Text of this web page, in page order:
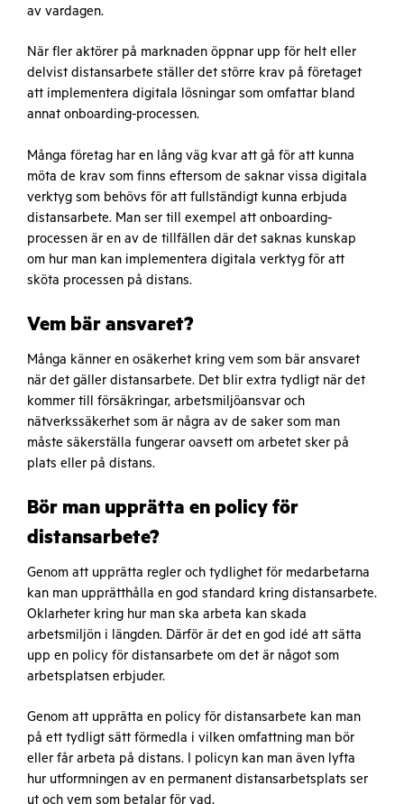
av vardagen.
När fler aktörer på marknaden öppnar upp för helt eller
delvist distansarbete ställer det större krav på företaget
att implementera digitala lösningar som omfattar bland
annat onboarding-processen.
Många företag har en lång väg kvar att gå för att kunna
möta de krav som finns eftersom de saknar vissa digitala
verktyg som behövs för att fullständigt kunna erbjuda
distansarbete. Man ser till exempel att onboarding-
processen är en av de tillfällen där det saknas kunskap
om hur man kan implementera digitala verktyg för att
sköta processen på distans.
Vem bär ansvaret?
Många känner en osäkerhet kring vem som bär ansvaret
när det gäller distansarbete. Det blir extra tydligt när det
kommer till försäkringar, arbetsmiljöansvar och
nätverkssäkerhet som är några av de saker som man
måste säkerställa fungerar oavsett om arbetet sker på
plats eller på distans.
Bör man upprätta en policy för
distansarbete?
Genom att upprätta regler och tydlighet för medarbetarna
kan man upprätthålla en god standard kring distansarbete.
Oklarheter kring hur man ska arbeta kan skada
arbetsmiljön i längden. Därför är det en god idé att sätta
upp en policy för distansarbete om det är något som
arbetsplatsen erbjuder.
Genom att upprätta en policy för distansarbete kan man
på ett tydligt sätt förmedla i vilken omfattning man bör
eller får arbeta på distans. I policyn kan man även lyfta
hur utformningen av en permanent distansarbetsplats ser
ut och vem som betalar för vad.